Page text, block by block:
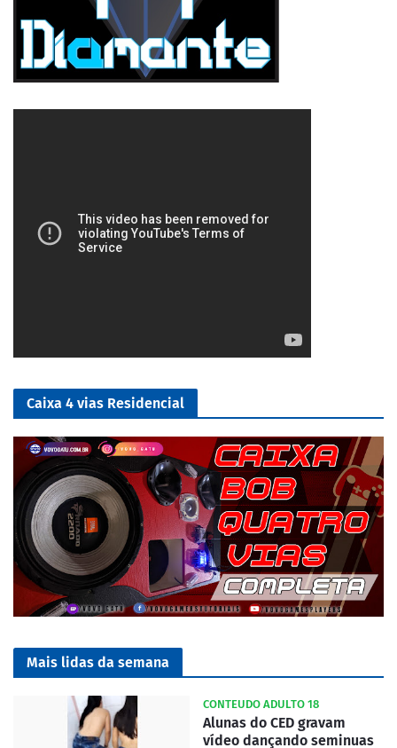
Caixa 4 vias Residencial
Mais lidas da semana
CONTEUDO ADULTO 18
Alunas do CED gravam
vídeo dançando seminuas